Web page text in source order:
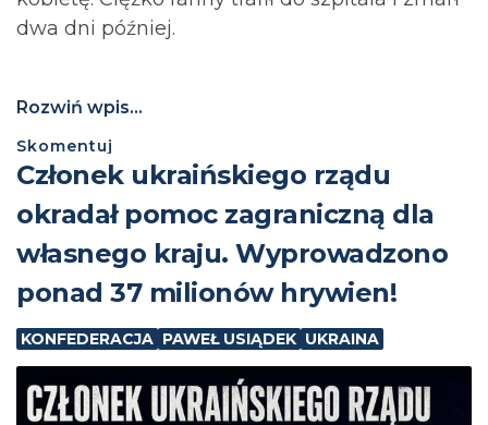
dwa dni później.
Rozwiń wpis...
Skomentuj
Członek ukraińskiego rządu
okradał pomoc zagraniczną dla
własnego kraju. Wyprowadzono
ponad 37 milionów hrywien!
KONFEDERACJA PAWEŁ USIĄDEK UKRAINA